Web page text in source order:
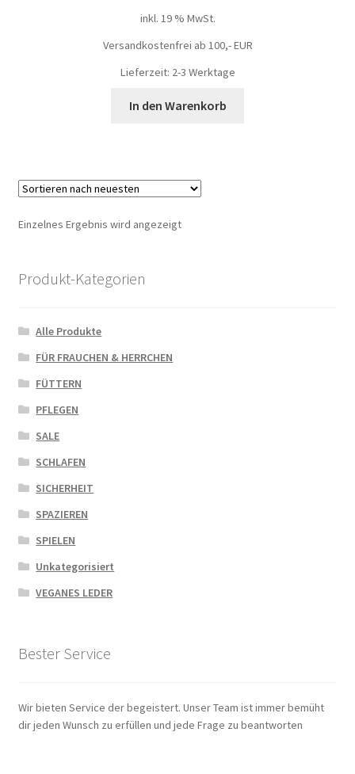
inkl. 19 % MwSt.
Versandkostenfrei ab 100,- EUR
Lieferzeit: 2-3 Werktage
In den Warenkorb
Einzelnes Ergebnis wird angezeigt
Produkt-Kategorien
Alle Produkte
FÜR FRAUCHEN & HERRCHEN
FÜTTERN
PFLEGEN
SALE
SCHLAFEN
SICHERHEIT
SPAZIEREN
SPIELEN
Unkategorisiert
VEGANES LEDER
Bester Service
Wir bieten Service der begeistert. Unser Team ist immer bemüht
dir jeden Wunsch zu erfüllen und jede Frage zu beantworten